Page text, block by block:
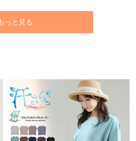
っと見る